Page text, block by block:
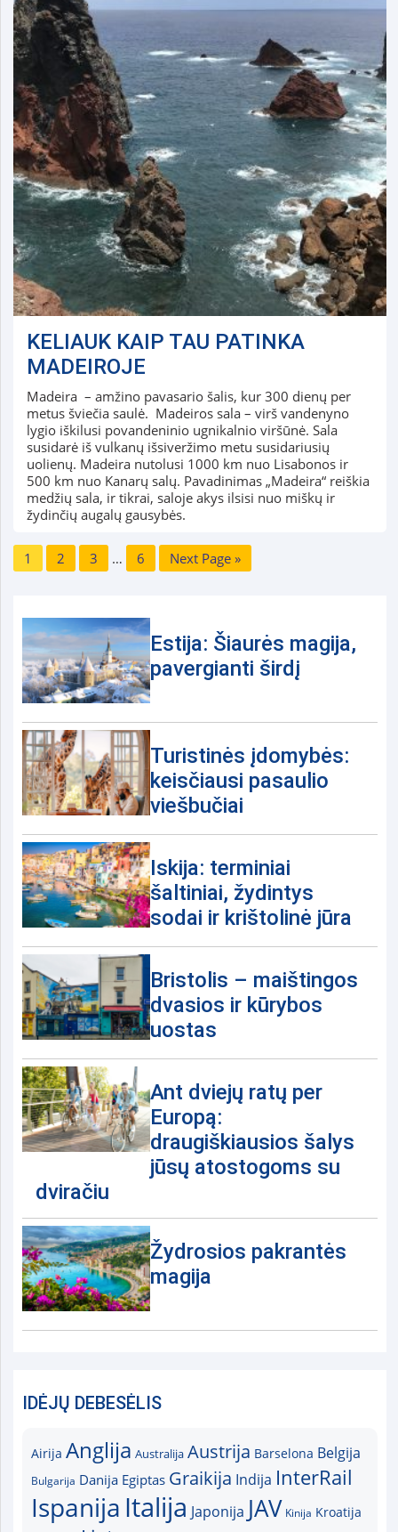
KELIAUK KAIP TAU PATINKA
MADEIROJE
Madeira – amžino pavasario šalis, kur 300 dienų per
metus šviečia saulė. Madeiros sala – virš vandenyno
lygio iškilusi povandeninio ugnikalnio viršūnė. Sala
susidarė iš vulkanų išsiveržimo metu susidariusių
uolienų. Madeira nutolusi 1000 km nuo Lisabonos ir
500 km nuo Kanarų salų. Pavadinimas „Madeira“ reiškia
medžių sala, ir tikrai, saloje akys ilsisi nuo miškų ir
žydinčių augalų gausybės.
1 2 3 … 6 Next Page »
Estija: Šiaurės magija,
pavergianti širdį
Turistinės įdomybės:
keisčiausi pasaulio
viešbučiai
Iskija: terminiai
šaltiniai, žydintys
sodai ir krištolinė jūra
Bristolis – maištingos
dvasios ir kūrybos
uostas
Ant dviejų ratų per
Europą:
draugiškiausios šalys
jūsų atostogoms su
dviračiu
Žydrosios pakrantės
magija
IDĖJŲ DEBESĖLIS
Airija Anglija Australija Austrija Barselona Belgija
Bulgarija Danija Egiptas Graikija Indija InterRail
Ispanija Italija Japonija JAV Kinija Kroatija